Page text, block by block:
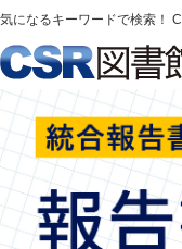
気になるキーワードで検索！